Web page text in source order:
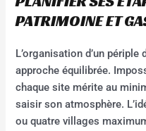
PATRIMOINE ET
L’organisation d’un
approche équilibrée.
chaque site mérite au
saisir son atmosphère.
ou quatre villages